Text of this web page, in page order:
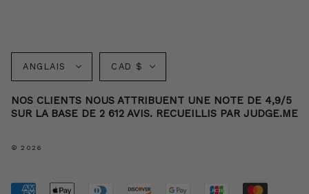
Langue
ANGLAIS Monnaie
CAD $
NOS CLIENTS NOUS ATTRIBUENT UNE NOTE DE 4,9/5
SUR LA BASE DE 2 612 AVIS. RECUEILLIS PAR JUDGE.ME
© 2026